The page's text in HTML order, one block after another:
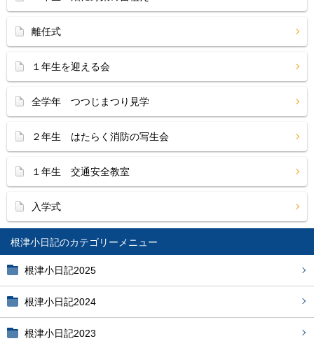
根津小日記
根津小日記2025
根津小日記2024
根津小日記2023
離任式
１年生を迎える会
全学年 つつじまつり見学
２年生 はたらく消防の写生会
１年生 交通安全教室
入学式